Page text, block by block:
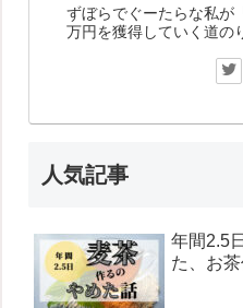
ずぼらでぐーたらな私が
万円を獲得していく道の
人気記事
年間2.5
た、お茶